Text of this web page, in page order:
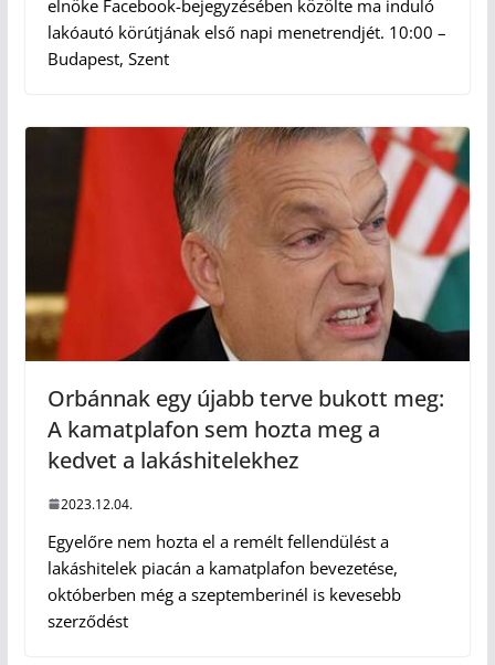
elnöke Facebook-bejegyzésében közölte ma induló
lakóautó körútjának első napi menetrendjét. 10:00 –
Budapest, Szent
Orbánnak egy újabb terve bukott meg:
A kamatplafon sem hozta meg a
kedvet a lakáshitelekhez
2023.12.04.
Egyelőre nem hozta el a remélt fellendülést a
lakáshitelek piacán a kamatplafon bevezetése,
októberben még a szeptemberinél is kevesebb
szerződést